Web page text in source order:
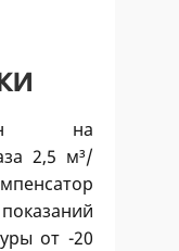
на
2,5 м³/
от -20